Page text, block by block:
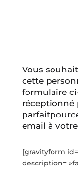
Vous
cette
formulaire
réceptionné
email à
[gravityform id=
description=